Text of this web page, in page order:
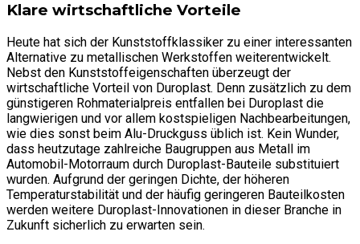
Klare wirtschaftliche Vorteile
Heute hat sich der Kunststoffklassiker zu einer interessanten
Alternative zu metallischen Werkstoffen weiterentwickelt.
Nebst den Kunststoffeigenschaften überzeugt der
wirtschaftliche Vorteil von Duroplast. Denn zusätzlich zu dem
günstigeren Rohmaterialpreis entfallen bei Duroplast die
langwierigen und vor allem kostspieligen Nachbearbeitungen,
wie dies sonst beim Alu-Druckguss üblich ist. Kein Wunder,
dass heutzutage zahlreiche Baugruppen aus Metall im
Automobil-Motorraum durch Duroplast-Bauteile substituiert
wurden. Aufgrund der geringen Dichte, der höheren
Temperaturstabilität und der häufig geringeren Bauteilkosten
werden weitere Duroplast-Innovationen in dieser Branche in
Zukunft sicherlich zu erwarten sein.